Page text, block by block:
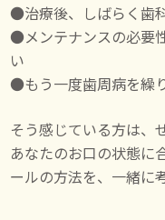
●治療後、しばらく歯
●メンテナンスの必要
い
●もう一度歯周病を繰
そう感じている方は、
あなたのお口の状態に
ールの方法を、一緒に